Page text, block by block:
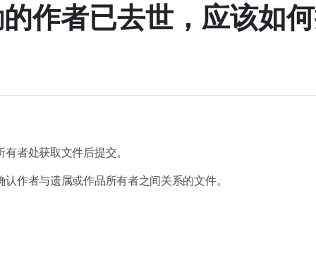
作者已去世，应该如
者处获取文件后提交。
作者与遗属或作品所有者之间关系的文件。